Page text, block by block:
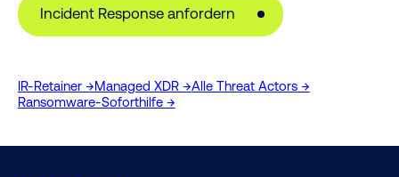
Incident Response anfordern
IR-Retainer →Managed XDR →Alle Threat Actors →
Ransomware-Soforthilfe →